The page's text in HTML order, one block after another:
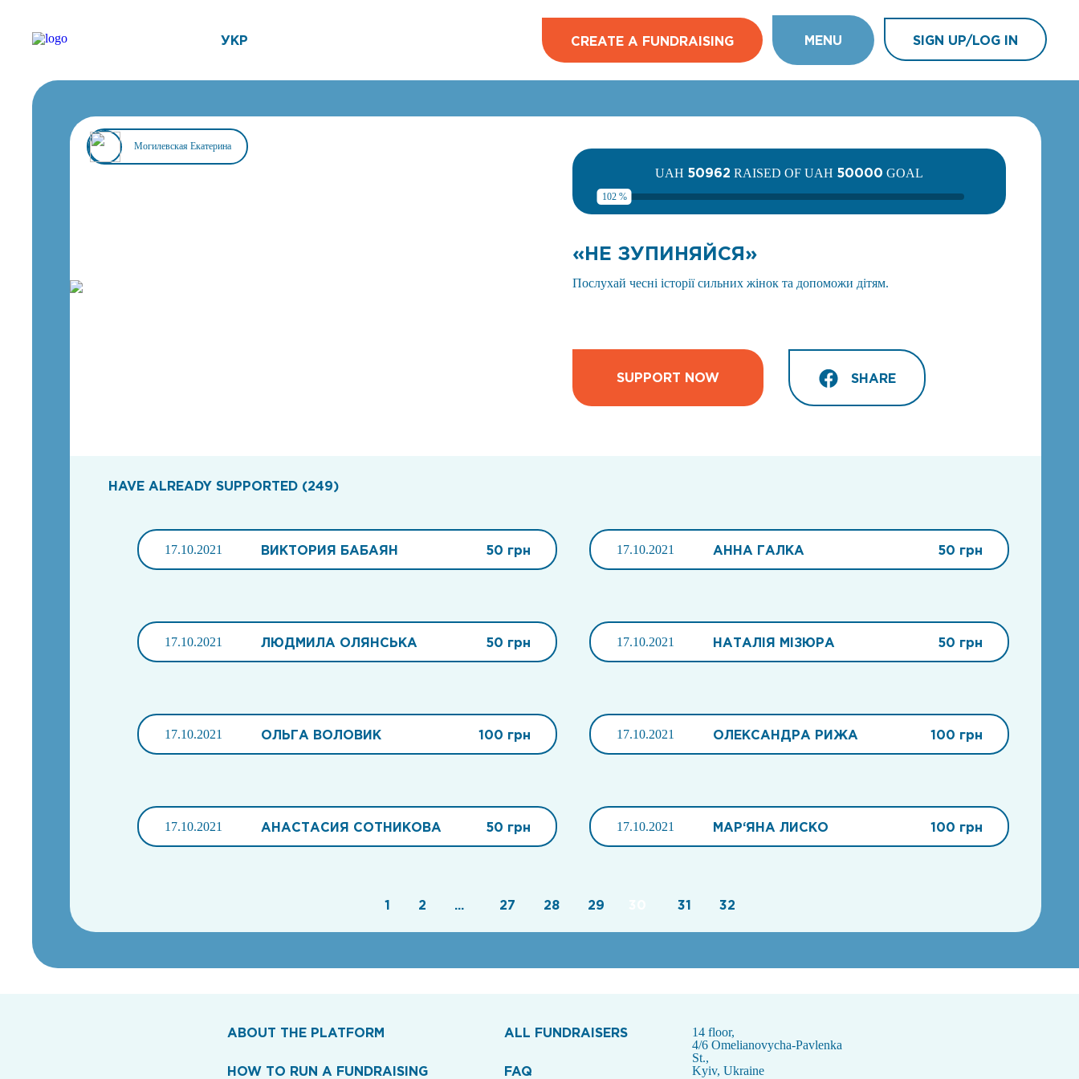
УКР CREATE A FUNDRAISING MENU SIGN UP/LOG IN
Могилевская Екатерина
UAH 50962 RAISED OF UAH 50000 GOAL
102 %
«НЕ ЗУПИНЯЙСЯ»
Послухай чесні історії сильних жінок та допоможи дітям.
SUPPORT NOW SHARE
HAVE ALREADY SUPPORTED (249)
17.10.2021 ВИКТОРИЯ БАБАЯН 50 грн 17.10.2021 АННА ГАЛКА 50 грн
17.10.2021 ЛЮДМИЛА ОЛЯНСЬКА 50 грн 17.10.2021 НАТАЛІЯ МІЗЮРА 50 грн
17.10.2021 ОЛЬГА ВОЛОВИК 100 грн 17.10.2021 ОЛЕКСАНДРА РИЖА 100 грн
17.10.2021 АНАСТАСИЯ СОТНИКОВА 50 грн 17.10.2021 МАР‘ЯНА ЛИСКО 100 грн
1 2 ... 27 28 29 31 32
ABOUT THE PLATFORM
HOW TO RUN A FUNDRAISING
ALL FUNDRAISERS
FAQ
14 floor,
4/6 Omelianovycha-Pavlenka
St.,
Kyiv, Ukraine